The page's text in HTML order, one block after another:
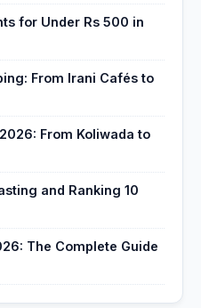
for Under Rs 500 in
From Irani Cafés to
From Koliwada to
and Ranking 10
The Complete Guide